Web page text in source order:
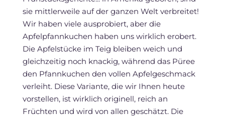
sie mittlerweile auf der ganzen Welt verbreitet!
Wir haben viele ausprobiert, aber die
Apfelpfannkuchen haben uns wirklich erobert.
Die Apfelstücke im Teig bleiben weich und
gleichzeitig noch knackig, während das Püree
den Pfannkuchen den vollen Apfelgeschmack
verleiht. Diese Variante, die wir Ihnen heute
vorstellen, ist wirklich originell, reich an
Früchten und wird von allen geschätzt. Die